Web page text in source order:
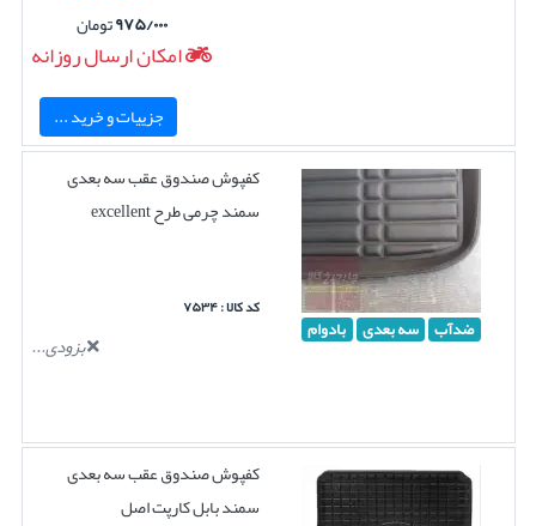
۹۷۵/۰۰۰تومان
امکان ارسال روزانه
جزییات و خرید ...
ضدآب سه بعدی بادوام
کفپوش صندوق عقب سه بعدی
سمند چرمی طرح excellent
کد کالا : ۷۵۳۴
بزودی...
کفپوش صندوق عقب سه بعدی
سمند بابل کارپت اصل